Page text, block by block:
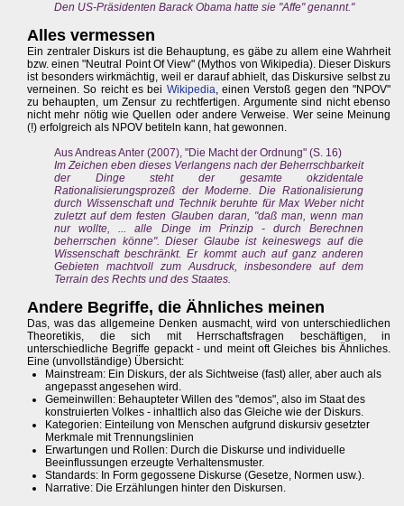
Den US-Präsidenten Barack Obama hatte sie "Affe" genannt."
Alles vermessen
Ein zentraler Diskurs ist die Behauptung, es gäbe zu allem eine Wahrheit
bzw. einen "Neutral Point Of View" (Mythos von Wikipedia). Dieser Diskurs
ist besonders wirkmächtig, weil er darauf abhielt, das Diskursive selbst zu
verneinen. So reicht es bei Wikipedia, einen Verstoß gegen den "NPOV"
zu behaupten, um Zensur zu rechtfertigen. Argumente sind nicht ebenso
nicht mehr nötig wie Quellen oder andere Verweise. Wer seine Meinung
(!) erfolgreich als NPOV betiteln kann, hat gewonnen.
Aus Andreas Anter (2007), "Die Macht der Ordnung" (S. 16)
Im Zeichen eben dieses Verlangens nach der Beherrschbarkeit
der Dinge steht der gesamte okzidentale
Rationalisierungsprozeß der Moderne. Die Rationalisierung
durch Wissenschaft und Technik beruhte für Max Weber nicht
zuletzt auf dem festen Glauben daran, "daß man, wenn man
nur wollte, ... alle Dinge im Prinzip - durch Berechnen
beherrschen könne". Dieser Glaube ist keineswegs auf die
Wissenschaft beschränkt. Er kommt auch auf ganz anderen
Gebieten machtvoll zum Ausdruck, insbesondere auf dem
Terrain des Rechts und des Staates.
Andere Begriffe, die Ähnliches meinen
Das, was das allgemeine Denken ausmacht, wird von unterschiedlichen
Theoretikis, die sich mit Herrschaftsfragen beschäftigen, in
unterschiedliche Begriffe gepackt - und meint oft Gleiches bis Ähnliches.
Eine (unvollständige) Übersicht:
Mainstream: Ein Diskurs, der als Sichtweise (fast) aller, aber auch als
angepasst angesehen wird.
Gemeinwillen: Behaupteter Willen des "demos", also im Staat des
konstruierten Volkes - inhaltlich also das Gleiche wie der Diskurs.
Kategorien: Einteilung von Menschen aufgrund diskursiv gesetzter
Merkmale mit Trennungslinien
Erwartungen und Rollen: Durch die Diskurse und individuelle
Beeinflussungen erzeugte Verhaltensmuster.
Standards: In Form gegossene Diskurse (Gesetze, Normen usw.).
Narrative: Die Erzählungen hinter den Diskursen.